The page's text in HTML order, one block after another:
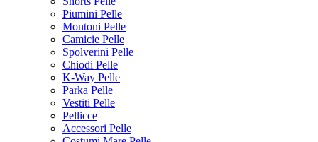
Piumini Pelle
Montoni Pelle
Camicie Pelle
Spolverini Pelle
Chiodi Pelle
K-Way Pelle
Parka Pelle
Vestiti Pelle
Pellicce
Accessori Pelle